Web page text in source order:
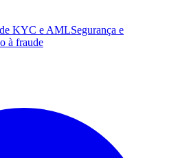
KYC e AMLSegurança e
à fraude